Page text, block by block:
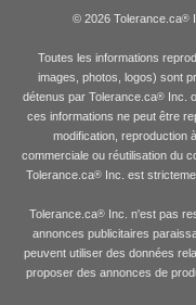
© 2026 Tolerance.ca®
Toutes les informations
images, photos, logos) sont
détenus par Tolerance.ca® Inc.
ces informations ne peut être
modification, reproduction
commerciale ou réutilisation du
Tolerance.ca® Inc. est
Tolerance.ca® Inc. n'est pas
annonces publicitaires
peuvent utiliser des données
proposer des annonces de